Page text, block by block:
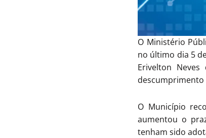
O Ministério
no último dia 5
Erivelton
descumprimento
O Município
aumentou o
tenham sido